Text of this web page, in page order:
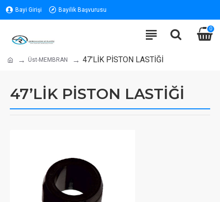
Bayi Girişi Bayilik Başvurusu
0
Üst-MEMBRAN 47’LİK PİSTON LASTİĞİ
47’LİK PİSTON LASTİĞİ